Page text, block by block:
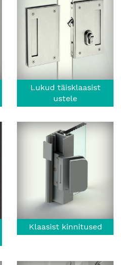
Lukud täisklaasist
ustele
Klaasist kinnitused